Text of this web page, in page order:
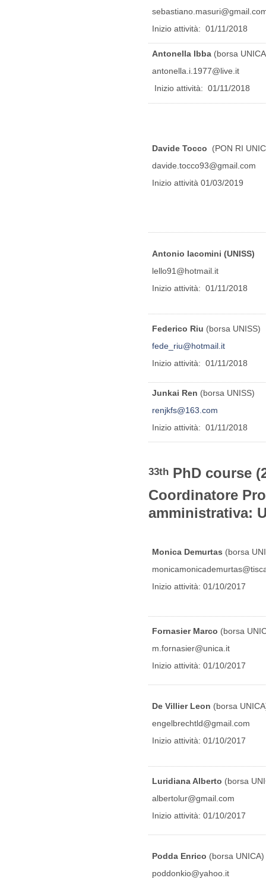
Inizio attività: 01/11/2018
Antonella Ibba (borsa
antonella.i.1977@live.it
Inizio attività: 01/11/2018
Davide Tocco
(PON RI
davide.tocco93@gmail.com
Inizio attività 01/03/2019
Antonio Iacomini (UNISS)
lello91@hotmail.it
Inizio attività: 01/11/2018
Federico Riu (borsa UNISS)
fede_riu@hotmail.it
Inizio attività: 01/11/2018
Junkai Ren (borsa UNISS)
renjkfs@163.com
Inizio attività: 01/11/2018
33th PhD course
amministrativa:
Monica Demurtas (borsa
Inizio attività: 01/10/2017
Fornasier Marco (borsa
m.fornasier@unica.it
Inizio attività: 01/10/2017
De Villier Leon (borsa
engelbrechtld@gmail.com
Inizio attività: 01/10/2017
Luridiana Alberto (borsa
albertolur@gmail.com
Inizio attività: 01/10/2017
Podda Enrico (borsa UNICA)
poddonkio@yahoo.it